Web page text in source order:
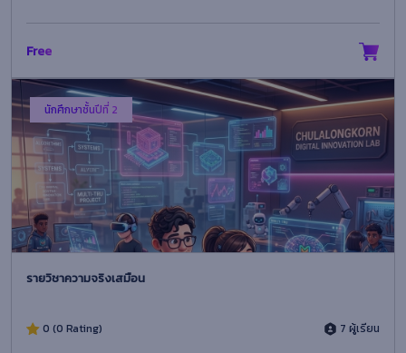
Free
นักศึกษาชั้นปีที่ 2
รายวิชาความจริงเสมือน
0 (0 Rating) 7 ผู้เรียน